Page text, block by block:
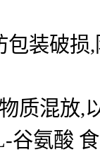
装破损
质混放,
谷氨酸